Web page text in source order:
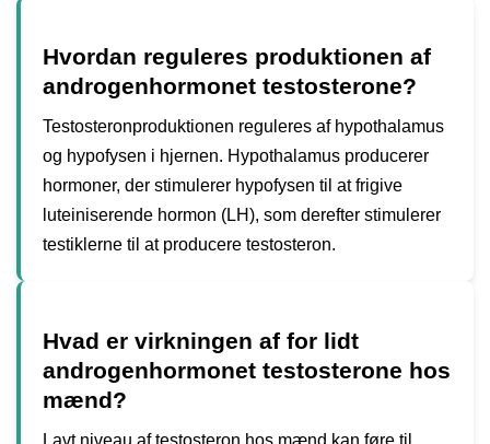
Hvordan reguleres produktionen af
androgenhormonet testosterone?
Testosteronproduktionen reguleres af hypothalamus
og hypofysen i hjernen. Hypothalamus producerer
hormoner, der stimulerer hypofysen til at frigive
luteiniserende hormon (LH), som derefter stimulerer
testiklerne til at producere testosteron.
Hvad er virkningen af for lidt
androgenhormonet testosterone hos
mænd?
Lavt niveau af testosteron hos mænd kan føre til